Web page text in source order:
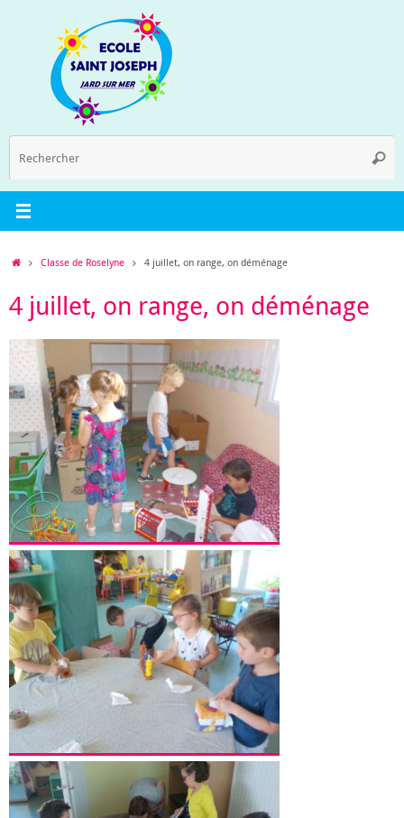
AccueilClasse de Roselyne 4 juillet, on range, on déménage
4 juillet, on range, on déménage